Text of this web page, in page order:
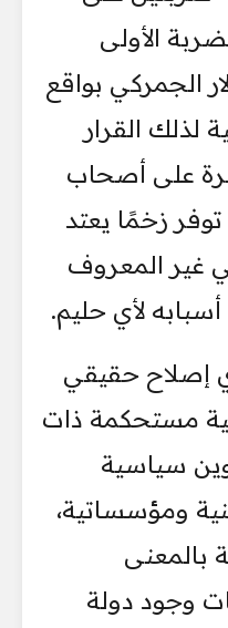
الأولى
الجمركي بواقع
لذلك القرار
على أصحاب
توفر زخمًا يعتد
غير المعروف
لأي حليم.
إصلاح حقيقي
مستحكمة ذات
سياسية
ومؤسساتية،
بالمعنى
وجود دولة